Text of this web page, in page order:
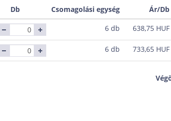
Db Csomagolási egység Ár/Db
6 db 638,75 HUF
6 db 733,65 HUF